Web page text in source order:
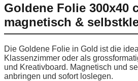
Goldene Folie 300x40
magnetisch &
Die Goldene Folie in Gold ist die
Klassenzimmer oder als
und Kreativboard. Magnetisch und
anbringen und sofort loslegen.